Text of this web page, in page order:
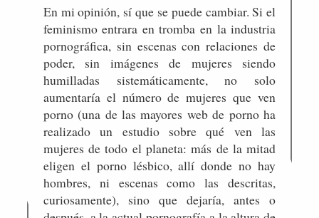
En mi opinión, sí que se puede cambiar. Si el
feminismo entrara en tromba en la industria
pornográfica, sin escenas con relaciones de
poder, sin imágenes de mujeres siendo
humilladas sistemáticamente, no solo
aumentaría el número de mujeres que ven
porno (una de las mayores web de porno ha
realizado un estudio sobre qué ven las
mujeres de todo el planeta: más de la mitad
eligen el porno lésbico, allí donde no hay
hombres, ni escenas como las descritas,
curiosamente), sino que dejaría, antes o